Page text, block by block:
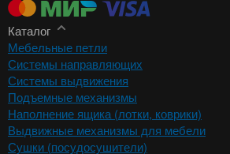
Каталог
Мебельные петли
Системы направляющих
Системы выдвижения
Подъемные механизмы
Наполнение ящика (лотки, коврики)
Выдвижные механизмы для мебели
Сушки (посудосушители)